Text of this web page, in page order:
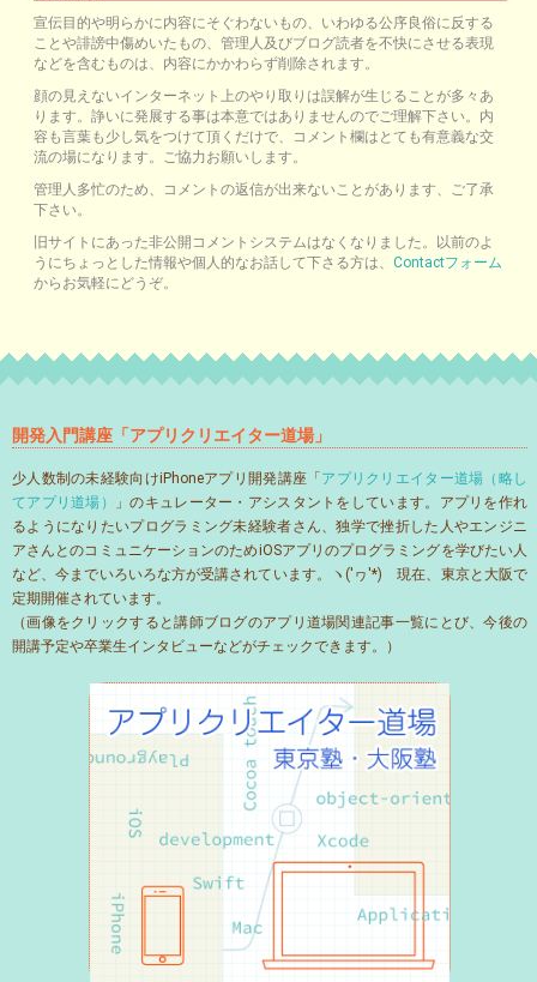
宣伝目的や明らかに内容にそぐわないもの、いわゆる公序良俗に反する
ことや誹謗中傷めいたもの、管理人及びブログ読者を不快にさせる表現
などを含むものは、内容にかかわらず削除されます。
顔の見えないインターネット上のやり取りは誤解が生じることが多々あ
ります。諍いに発展する事は本意ではありませんのでご理解下さい。内
容も言葉も少し気をつけて頂くだけで、コメント欄はとても有意義な交
流の場になります。ご協力お願いします。
管理人多忙のため、コメントの返信が出来ないことがあります、ご了承
下さい。
旧サイトにあった非公開コメントシステムはなくなりました。以前のよ
うにちょっとした情報や個人的なお話して下さる方は、 Contactフォーム
からお気軽にどうぞ。
開発入門講座「アプリクリエイター道場」
少人数制の未経験向けiPhoneアプリ開発講座「 アプリクリエイター道場（略し
てアプリ道場）
」のキュレーター・アシスタントをしています。アプリを作れ
るようになりたいプログラミング未経験者さん、独学で挫折した人やエンジニ
アさんとのコミュニケーションのためiOSアプリのプログラミングを学びたい人
など、今までいろいろな方が受講されています。ヽ('ヮ'*)ゝ現在、東京と大阪で
定期開催されています。
（画像をクリックすると講師ブログのアプリ道場関連記事一覧にとび、今後の
開講予定や卒業生インタビューなどがチェックできます。）